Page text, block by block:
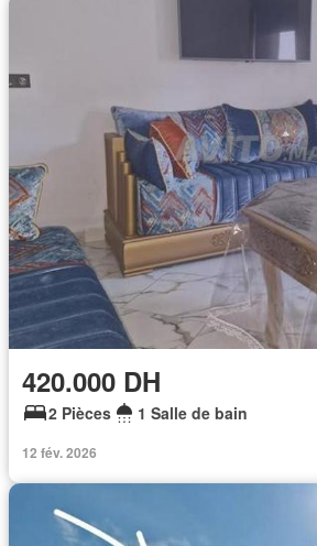
420.000 DH
2 Pièces 1 Salle de bain
12 fév. 2026